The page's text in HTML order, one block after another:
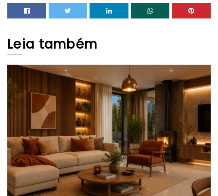
Leia também